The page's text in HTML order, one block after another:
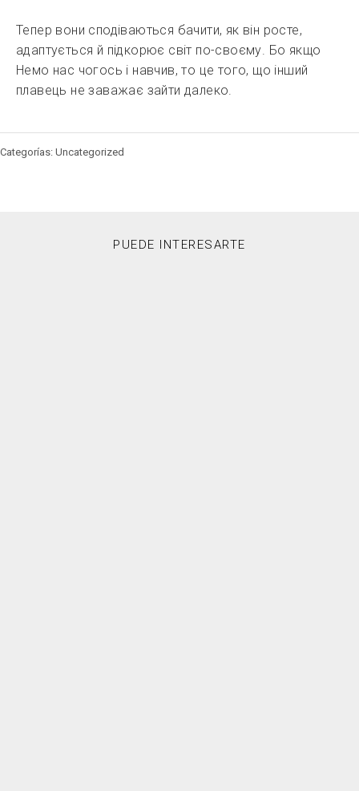
Тепер вони сподіваються бачити, як він росте,
адаптується й підкорює світ по-своєму. Бо якщо
Немо нас чогось і навчив, то це того, що інший
плавець не заважає зайти далеко.
Categorías: Uncategorized
PUEDE INTERESARTE